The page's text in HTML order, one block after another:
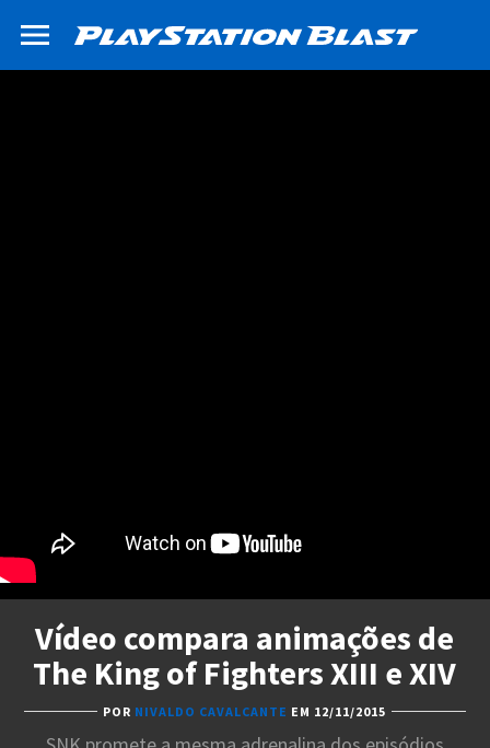
Vídeo compara animações de
The King of Fighters XIII e XIV
POR NIVALDO CAVALCANTE EM 12/11/2015